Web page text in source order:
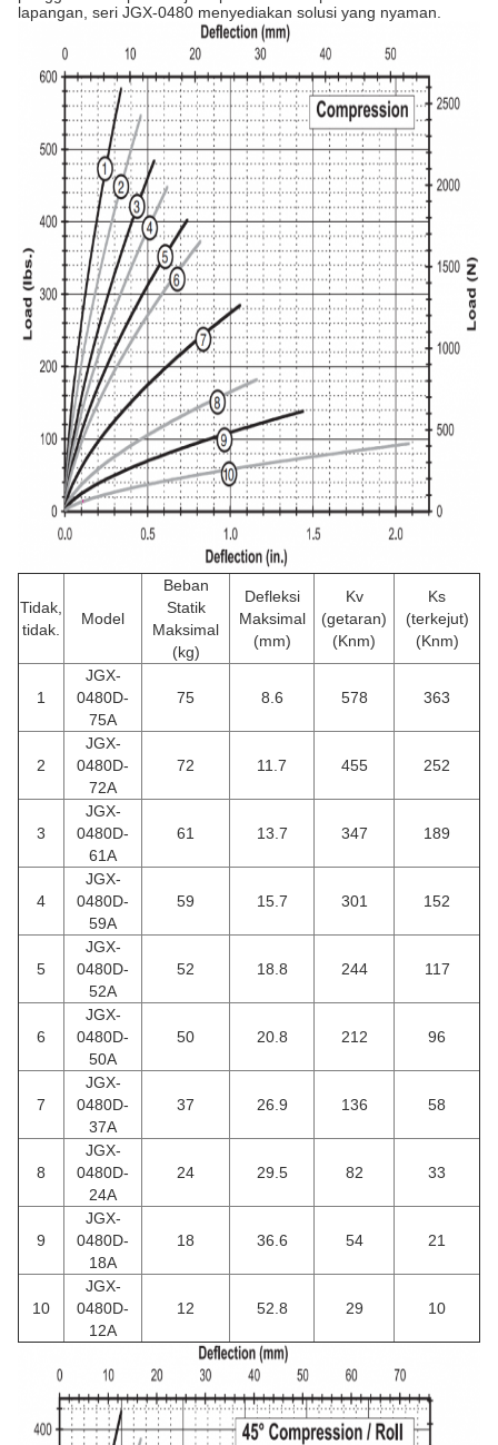
lapangan, seri JGX-0480 menyediakan solusi yang nyaman.
Tidak,
tidak.
Model
Beban
Statik
Maksimal
(kg)
Defleksi
Maksimal
(mm)
Kv
(getaran)
(Knm)
Ks
(terkejut)
(Knm)
1
JGX-
0480D-
75A
75 8.6 578 363
2
JGX-
0480D-
72A
72 11.7 455 252
3
JGX-
0480D-
61A
61 13.7 347 189
4
JGX-
0480D-
59A
59 15.7 301 152
5
JGX-
0480D-
52A
52 18.8 244 117
6
JGX-
0480D-
50A
50 20.8 212 96
7
JGX-
0480D-
37A
37 26.9 136 58
8
JGX-
0480D-
24A
24 29.5 82 33
9
JGX-
0480D-
18A
18 36.6 54 21
10
JGX-
0480D-
12A
12 52.8 29 10